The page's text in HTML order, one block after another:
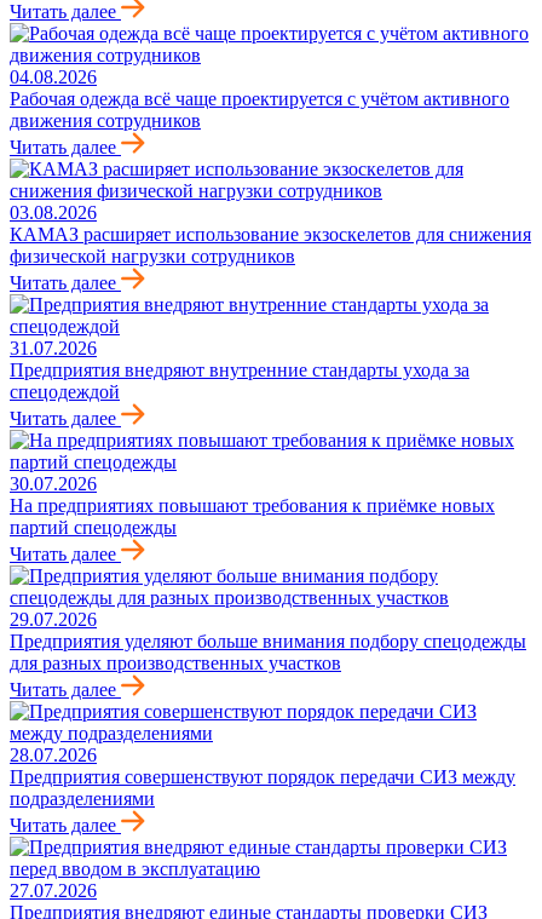
Читать далее
04.08.2026
Рабочая одежда всё чаще проектируется с учётом активного
движения сотрудников
Читать далее
03.08.2026
КАМАЗ расширяет использование экзоскелетов для снижения
физической нагрузки сотрудников
Читать далее
31.07.2026
Предприятия внедряют внутренние стандарты ухода за
спецодеждой
Читать далее
30.07.2026
На предприятиях повышают требования к приёмке новых
партий спецодежды
Читать далее
29.07.2026
Предприятия уделяют больше внимания подбору спецодежды
для разных производственных участков
Читать далее
28.07.2026
Предприятия совершенствуют порядок передачи СИЗ между
подразделениями
Читать далее
27.07.2026
Предприятия внедряют единые стандарты проверки СИЗ